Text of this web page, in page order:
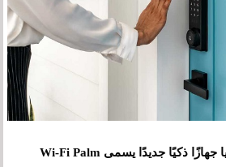
طورت شركة التكنولوجيا جهازًا ذكيًا جديدًا يسمى Wi-Fi Palm